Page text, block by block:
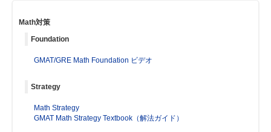
Math対策
Foundation
GMAT/GRE Math Foundation ビデオ
Strategy
Math Strategy
GMAT Math Strategy Textbook（解法ガイド）